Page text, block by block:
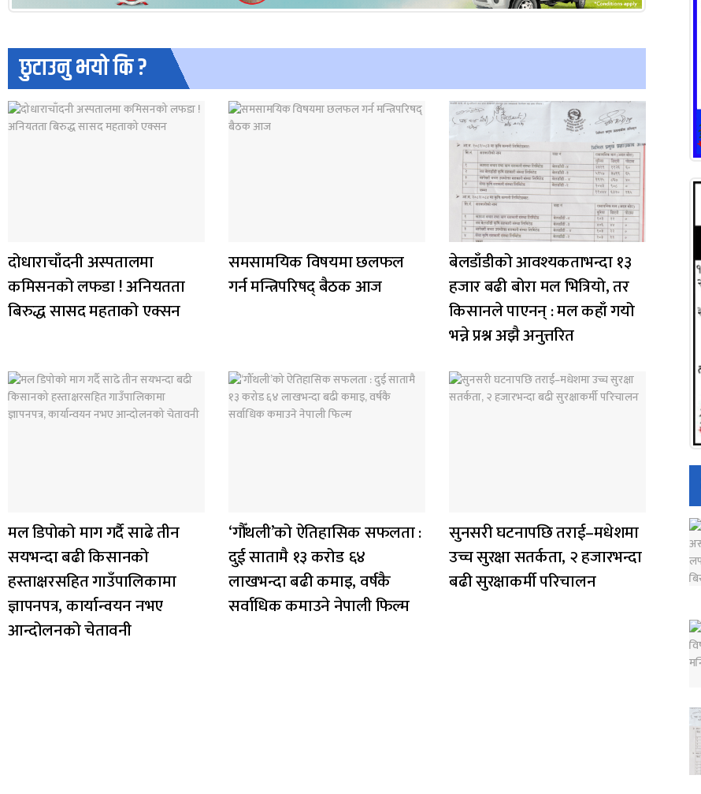
छुटाउनु भयो कि ?
दोधाराचाँदनी अस्पतालमा
कमिसनको लफडा ! अनियतता
बिरुद्ध सासद महताको एक्सन
समसामयिक विषयमा छलफल
गर्न मन्त्रिपरिषद् बैठक आज
बेलडाँडीको आवश्यकताभन्दा १३
हजार बढी बोरा मल भित्रियो, तर
किसानले पाएनन् : मल कहाँ गयो
भन्ने प्रश्न अझै अनुत्तरित
मल डिपोको माग गर्दै साढे तीन
सयभन्दा बढी किसानको
हस्ताक्षरसहित गाउँपालिकामा
ज्ञापनपत्र, कार्यान्वयन नभए
आन्दोलनको चेतावनी
‘गौँथली’को ऐतिहासिक सफलता :
दुई सातामै १३ करोड ६४
लाखभन्दा बढी कमाइ, वर्षकै
सर्वाधिक कमाउने नेपाली फिल्म
सुनसरी घटनापछि तराई–मधेशमा
उच्च सुरक्षा सतर्कता, २ हजारभन्दा
बढी सुरक्षाकर्मी परिचालन